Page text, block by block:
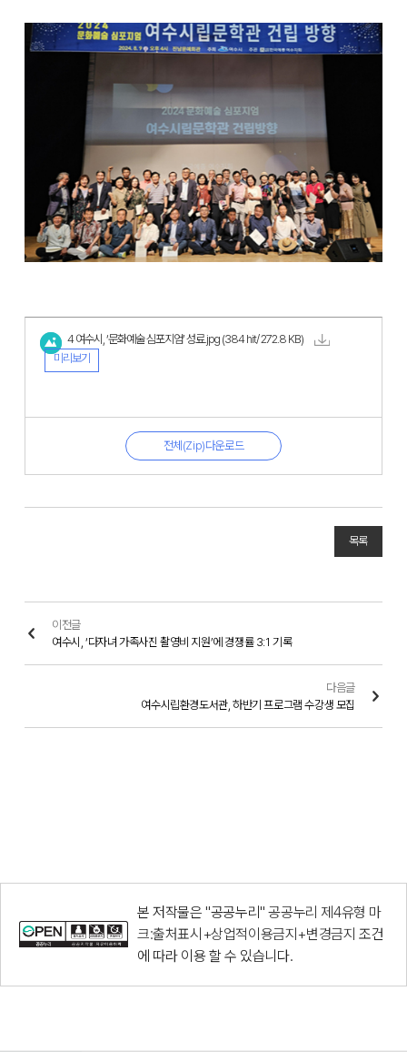
4 여수시, ‘문화예술 심포지엄’ 성료.jpg (384 hit/ 272.8 KB)
미리보기
전체(Zip)다운로드
목록
이전글
여수시, ‘다자녀 가족사진 촬영비 지원’에 경쟁률 3:1 기록
다음글
여수시립환경도서관, 하반기 프로그램 수강생 모집
본 저작물은 "공공누리"공공누리 제4유형 마
크:출처표시+상업적이용금지+변경금지 조건
에 따라 이용 할 수 있습니다.